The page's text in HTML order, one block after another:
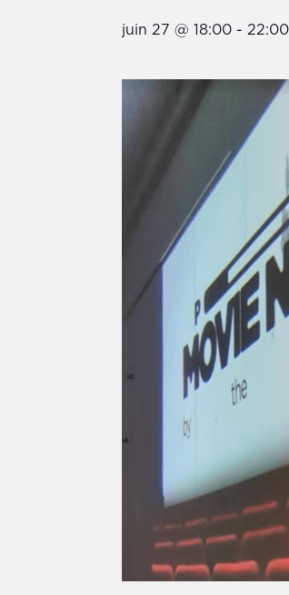
juin 27 @ 18:00 - 22:00